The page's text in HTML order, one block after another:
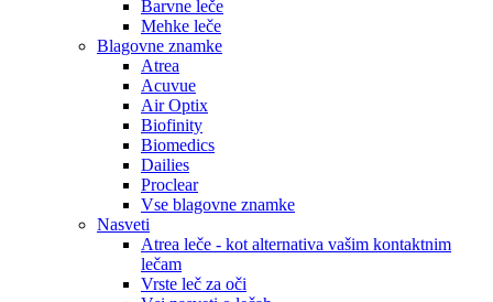
Barvne leče
Mehke leče
Blagovne znamke
Atrea
Acuvue
Air Optix
Biofinity
Biomedics
Dailies
Proclear
Vse blagovne znamke
Nasveti
Atrea leče - kot alternativa vašim kontaktnim
lečam
Vrste leč za oči